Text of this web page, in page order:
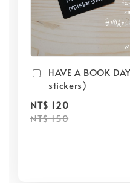
HAVE A BOOK
stickers)
NT$ 120
NT$ 150